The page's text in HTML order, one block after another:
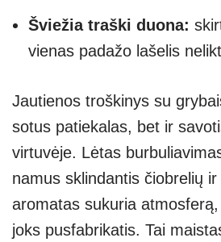
Šviežia traški duona:
vienas padažo lašelis
Jautienos troškinys su
sotus patiekalas, bet ir
virtuvėje. Lėtas
namus sklindantis čiobrelių
aromatas sukuria
joks pusfabrikatis. Tai